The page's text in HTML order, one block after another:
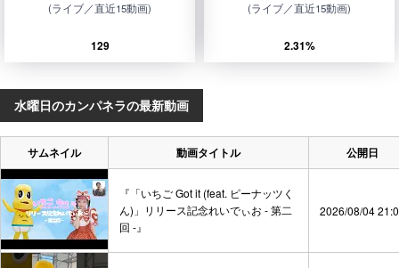
(ライブ／直近15動画)
129
(ライブ／直近15動画)
2.31%
水曜日のカンパネラの最新動画
サムネイル 動画タイトル 公開日
『「いちご Got it (feat. ピーナッツく
ん)」リリース記念れいでぃお - 第二
回 -』
2026/08/04